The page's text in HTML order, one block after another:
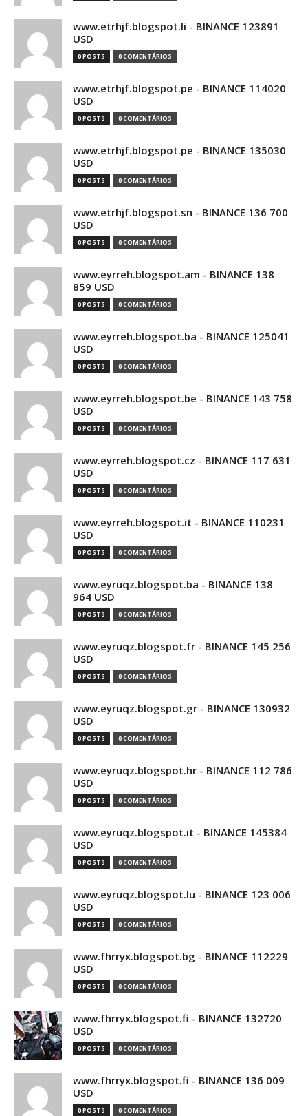
www.etrhjf.blogspot.li - BINANCE 123891
USD
0 POSTS 0 COMENTÁRIOS
www.etrhjf.blogspot.pe - BINANCE 114020
USD
0 POSTS 0 COMENTÁRIOS
www.etrhjf.blogspot.pe - BINANCE 135030
USD
0 POSTS 0 COMENTÁRIOS
www.etrhjf.blogspot.sn - BINANCE 136 700
USD
0 POSTS 0 COMENTÁRIOS
www.eyrreh.blogspot.am - BINANCE 138
859 USD
0 POSTS 0 COMENTÁRIOS
www.eyrreh.blogspot.ba - BINANCE 125041
USD
0 POSTS 0 COMENTÁRIOS
www.eyrreh.blogspot.be - BINANCE 143 758
USD
0 POSTS 0 COMENTÁRIOS
www.eyrreh.blogspot.cz - BINANCE 117 631
USD
0 POSTS 0 COMENTÁRIOS
www.eyrreh.blogspot.it - BINANCE 110231
USD
0 POSTS 0 COMENTÁRIOS
www.eyruqz.blogspot.ba - BINANCE 138
964 USD
0 POSTS 0 COMENTÁRIOS
www.eyruqz.blogspot.fr - BINANCE 145 256
USD
0 POSTS 0 COMENTÁRIOS
www.eyruqz.blogspot.gr - BINANCE 130932
USD
0 POSTS 0 COMENTÁRIOS
www.eyruqz.blogspot.hr - BINANCE 112 786
USD
0 POSTS 0 COMENTÁRIOS
www.eyruqz.blogspot.it - BINANCE 145384
USD
0 POSTS 0 COMENTÁRIOS
www.eyruqz.blogspot.lu - BINANCE 123 006
USD
0 POSTS 0 COMENTÁRIOS
www.fhrryx.blogspot.bg - BINANCE 112229
USD
0 POSTS 0 COMENTÁRIOS
www.fhrryx.blogspot.fi - BINANCE 132720
USD
0 POSTS 0 COMENTÁRIOS
www.fhrryx.blogspot.fi - BINANCE 136 009
USD
0 POSTS 0 COMENTÁRIOS